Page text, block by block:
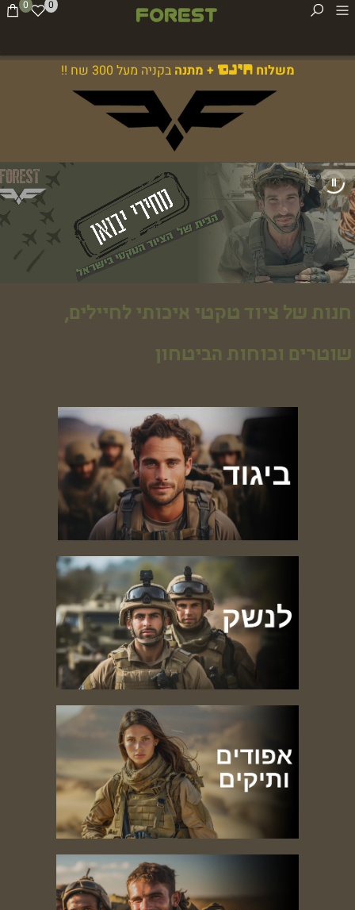
משלוחחינם + מתנהבקניה מעל 300 שח !!
0 0
חנות של ציוד טקטי איכותי לחיילים,
שוטרים וכוחות הביטחון